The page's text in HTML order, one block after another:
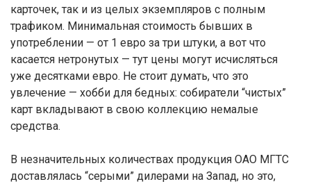
карточек, так и из целых экземпляров с полным
трафиком. Минимальная стоимость бывших в
употреблении — от 1 евро за три штуки, а вот что
касается нетронутых — тут цены могут исчисляться
уже десятками евро. Не стоит думать, что это
увлечение — хобби для бедных: собиратели “чистых”
карт вкладывают в свою коллекцию немалые
средства.
В незначительных количествах продукция ОАО МГТС
доставлялась “серыми” дилерами на Запад, но это,